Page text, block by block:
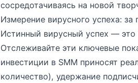
сосредотачиваясь на новой
Измерение вирусного успеха:
Истинный вирусный успех —
Отслеживайте эти ключевые
инвестиции в SMM приносят
количество), удержание